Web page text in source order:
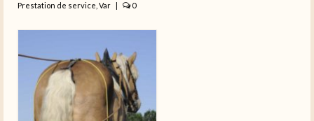
Prestation de service Var 0